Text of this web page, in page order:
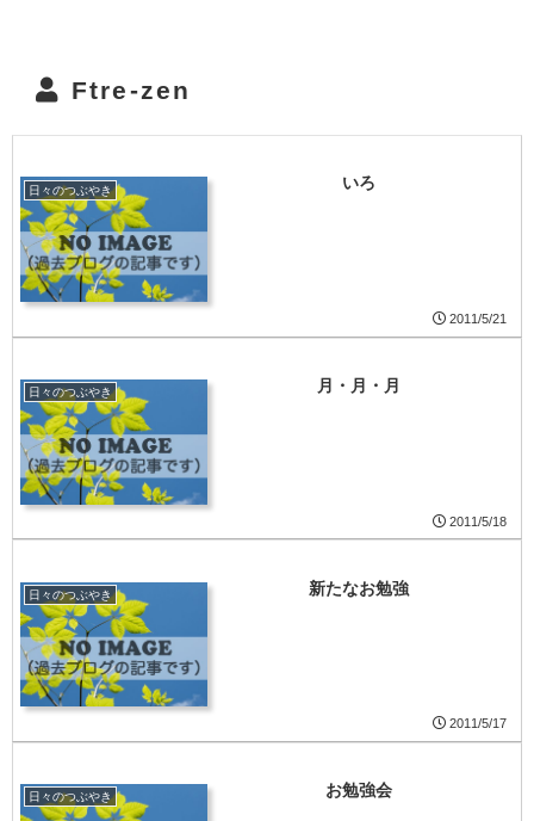
Ftre-zen
日々のつぶやき いろ
2011/5/21
日々のつぶやき 月・月・月
2011/5/18
日々のつぶやき 新たなお勉強
2011/5/17
日々のつぶやき お勉強会